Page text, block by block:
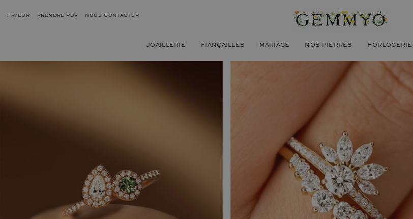
FR/EUR PRENDRE RDV NOUS CONTACTER
JOAILLERIE FIANÇAILLES MARIAGE NOS PIERRES HORLOGERIE